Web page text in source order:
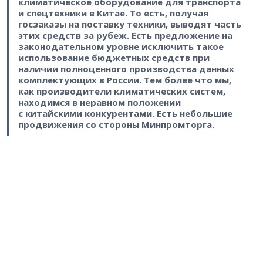
и спецтехники в Китае. То есть, получая
госзаказы на поставку техники, выводят часть
этих средств за рубеж. Есть предложение на
законодательном уровне исключить такое
использование бюджетных средств при
наличии полноценного производства данных
комплектующих в России. Тем более что мы,
как производители климатических систем,
находимся в неравном положении
с китайскими конкурентами. Есть небольшие
продвижения со стороны Минпромторга.